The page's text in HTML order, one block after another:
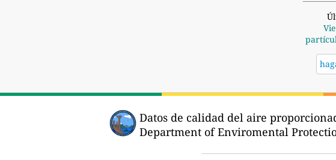
Datos de calidad del aire
Department of Enviromental